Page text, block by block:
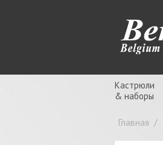
Кастрюли
& наборы
Главная /